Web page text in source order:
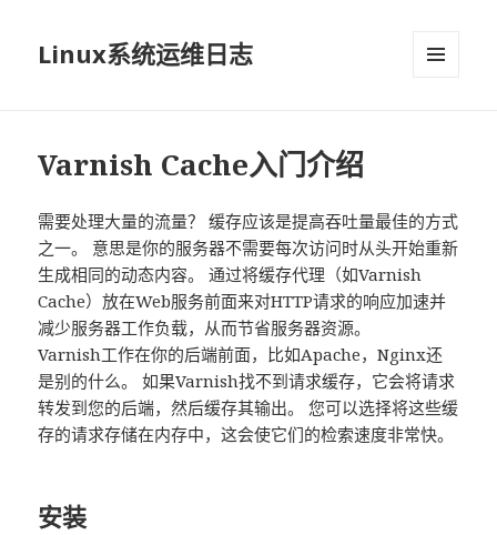
Linux系统运维日志
Varnish Cache入门介绍
需要处理大量的流量？ 缓存应该是提高吞吐量最佳的方式
之一。 意思是你的服务器不需要每次访问时从头开始重新
生成相同的动态内容。 通过将缓存代理（如Varnish
Cache）放在Web服务前面来对HTTP请求的响应加速并
减少服务器工作负载，从而节省服务器资源。
Varnish工作在你的后端前面，比如Apache，Nginx还
是别的什么。 如果Varnish找不到请求缓存，它会将请求
转发到您的后端，然后缓存其输出。 您可以选择将这些缓
存的请求存储在内存中，这会使它们的检索速度非常快。
安装